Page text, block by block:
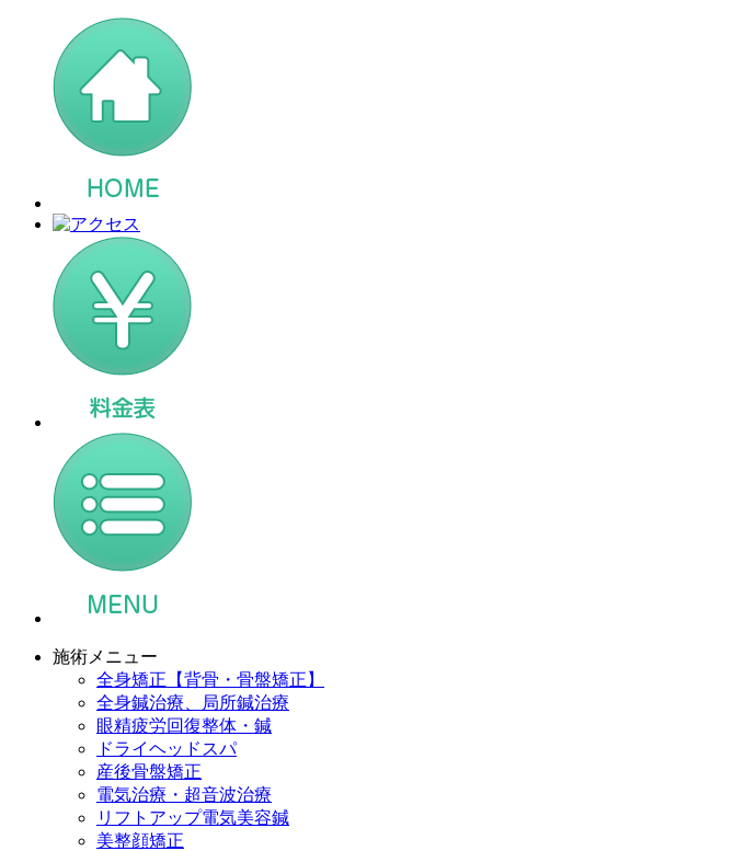
施術メニュー
全身矯正【背骨・骨盤矯正】
全身鍼治療、局所鍼治療
眼精疲労回復整体・鍼
ドライヘッドスパ
産後骨盤矯正
電気治療・超音波治療
リフトアップ電気美容鍼
美整顔矯正